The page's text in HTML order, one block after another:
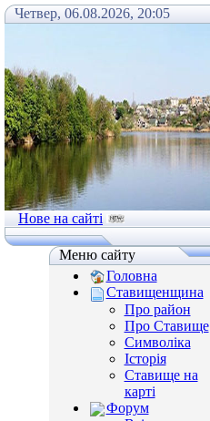
Четвер, 06.08.2026, 20:05
Нове на сайті
Меню сайту
Головна
Ставищенщина
Про район
Про Ставище
Символіка
Історія
Ставище на
карті
Форум